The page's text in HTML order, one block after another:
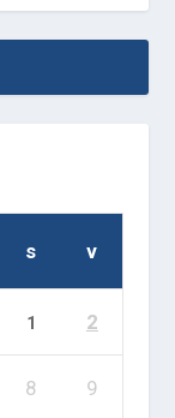
s v
1 2
8 9